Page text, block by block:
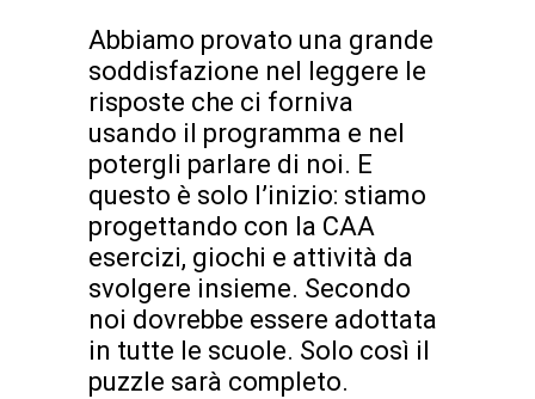
Abbiamo provato una grande
soddisfazione nel leggere le
risposte che ci forniva
usando il programma e nel
potergli parlare di noi. E
questo è solo l’inizio: stiamo
progettando con la CAA
esercizi, giochi e attività da
svolgere insieme. Secondo
noi dovrebbe essere adottata
in tutte le scuole. Solo così il
puzzle sarà completo.